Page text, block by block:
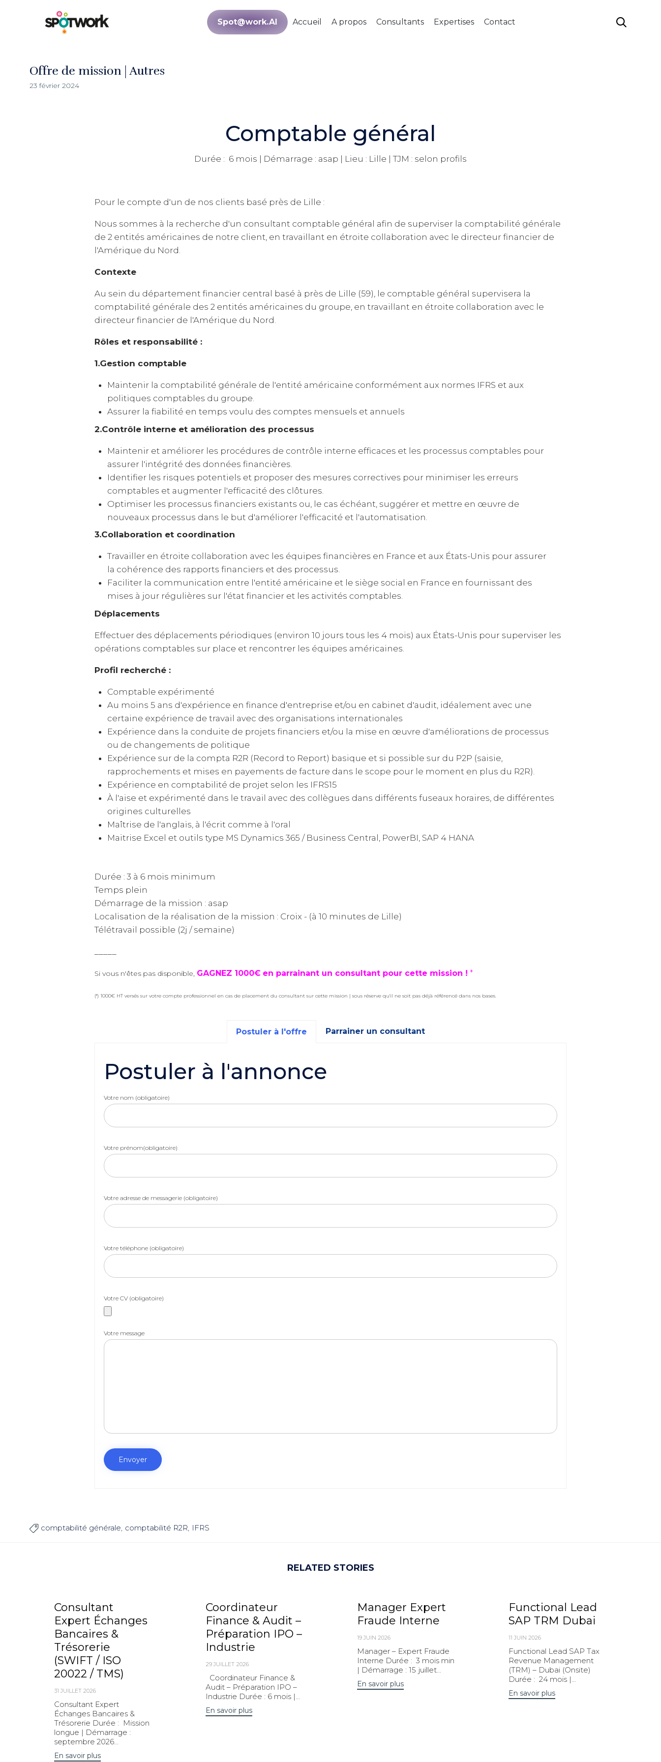
Spot@work.AI Accueil A propos Consultants Expertises Contact 
Offre de mission | Autres
23 février 2024
Comptable général
Durée : 6 mois | Démarrage : asap | Lieu : Lille | TJM : selon profils
Pour le compte d'un de nos clients basé près de Lille :
Nous sommes à la recherche d'un consultant comptable général afin de superviser la comptabilité générale
de 2 entités américaines de notre client, en travaillant en étroite collaboration avec le directeur financier de
l'Amérique du Nord.
Contexte
Au sein du département financier central basé à près de Lille (59), le comptable général supervisera la
comptabilité générale des 2 entités américaines du groupe, en travaillant en étroite collaboration avec le
directeur financier de l'Amérique du Nord.
Rôles et responsabilité :
1.Gestion comptable
Maintenir la comptabilité générale de l'entité américaine conformément aux normes IFRS et aux
politiques comptables du groupe.
Assurer la fiabilité en temps voulu des comptes mensuels et annuels
2.Contrôle interne et amélioration des processus
Maintenir et améliorer les procédures de contrôle interne efficaces et les processus comptables pour
assurer l'intégrité des données financières.
Identifier les risques potentiels et proposer des mesures correctives pour minimiser les erreurs
comptables et augmenter l'efficacité des clôtures.
Optimiser les processus financiers existants ou, le cas échéant, suggérer et mettre en œuvre de
nouveaux processus dans le but d'améliorer l'efficacité et l'automatisation.
3.Collaboration et coordination
Travailler en étroite collaboration avec les équipes financières en France et aux États-Unis pour assurer
la cohérence des rapports financiers et des processus.
Faciliter la communication entre l'entité américaine et le siège social en France en fournissant des
mises à jour régulières sur l'état financier et les activités comptables.
Déplacements
Effectuer des déplacements périodiques (environ 10 jours tous les 4 mois) aux États-Unis pour superviser les
opérations comptables sur place et rencontrer les équipes américaines.
Profil recherché :
Comptable expérimenté
Au moins 5 ans d'expérience en finance d'entreprise et/ou en cabinet d'audit, idéalement avec une
certaine expérience de travail avec des organisations internationales
Expérience dans la conduite de projets financiers et/ou la mise en œuvre d'améliorations de processus
ou de changements de politique
Expérience sur de la compta R2R (Record to Report) basique et si possible sur du P2P (saisie,
rapprochements et mises en payements de facture dans le scope pour le moment en plus du R2R).
Expérience en comptabilité de projet selon les IFRS15
À l'aise et expérimenté dans le travail avec des collègues dans différents fuseaux horaires, de différentes
origines culturelles
Maîtrise de l'anglais, à l'écrit comme à l'oral
Maitrise Excel et outils type MS Dynamics 365 / Business Central, PowerBI, SAP 4 HANA
Durée : 3 à 6 mois minimum
Temps plein
Démarrage de la mission : asap
Localisation de la réalisation de la mission : Croix - (à 10 minutes de Lille)
Télétravail possible (2j / semaine)
Si vous n'êtes pas disponible, GAGNEZ 1000€ en parrainant un consultant pour cette mission ! *
(*) 1000€ HT versés sur votre compte professionnel en cas de placement du consultant sur cette mission | sous réserve qu'il ne soit pas déjà référencé dans nos bases.
Postuler à l'offre Parrainer un consultant
Postuler à l'annonce
Votre nom (obligatoire)
Votre prénom(obligatoire)
Votre adresse de messagerie (obligatoire)
Votre téléphone (obligatoire)
Votre CV (obligatoire)
Votre message
 comptabilité générale comptabilité R2R IFRS
RELATED STORIES
Consultant
Expert Échanges
Bancaires &
Trésorerie
(SWIFT / ISO
20022 / TMS)
31 JUILLET 2026
Consultant Expert
Échanges Bancaires &
Trésorerie Durée : Mission
longue | Démarrage :
septembre 2026...
En savoir plus
Coordinateur
Finance & Audit –
Préparation IPO –
Industrie
29 JUILLET 2026
Coordinateur Finance &
Audit – Préparation IPO –
Industrie Durée : 6 mois |...
En savoir plus
Manager Expert
Fraude Interne
19 JUIN 2026
Manager – Expert Fraude
Interne Durée : 3 mois min
| Démarrage : 15 juillet...
En savoir plus
Functional Lead
SAP TRM Dubai
11 JUIN 2026
Functional Lead SAP Tax
Revenue Management
(TRM) – Dubai (Onsite)
Durée : 24 mois |...
En savoir plus